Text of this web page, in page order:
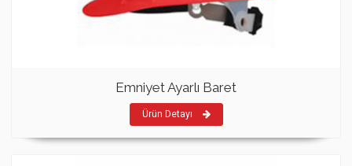
Emniyet Ayarlı Baret
Ürün Detayı